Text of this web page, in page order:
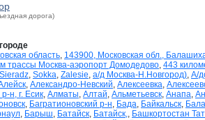
дорога)
область, 143900, Московская обл.,
трассы Москва-аэропорт Домодедово, 443
Sieradz, Sokka, Zalesie, а/д Москва-Н.Новгород), А/
, Александро-Невский, Алексеевка,
н, г. Есик, Алматы, Алтай, Альметьевск, Анапа,
, Багратионовский р-н, Бада, Байкальск,
, Барыш, Батайск, Батайск,, Башкортостан